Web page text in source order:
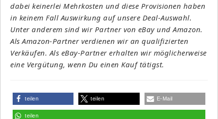
dabei keinerlei Mehrkosten und diese Provisionen haben
in keinem Fall Auswirkung auf unsere Deal-Auswahl.
Unter anderem sind wir Partner von eBay und Amazon.
Als Amazon-Partner verdienen wir an qualifizierten
Verkäufen. Als eBay-Partner erhalten wir möglicherweise
eine Vergütung, wenn Du einen Kauf tätigst.
teilen teilen E-Mail
teilen